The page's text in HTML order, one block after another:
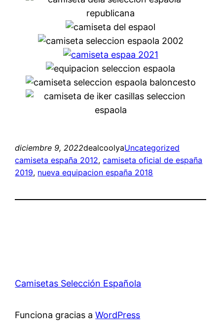
diciembre 9, 2022dealcoolyaUncategorized
camiseta españa 2012, camiseta oficial de españa
2019, nueva equipacion españa 2018
Camisetas Selección Española
Funciona gracias aWordPress